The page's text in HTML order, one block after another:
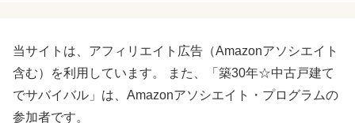
当サイトは、アフィリエイト広告（Amazonアソシエイト
含む）を利用しています。 また、「築30年☆中古戸建て
でサバイバル」は、Amazonアソシエイト・プログラムの
参加者です。